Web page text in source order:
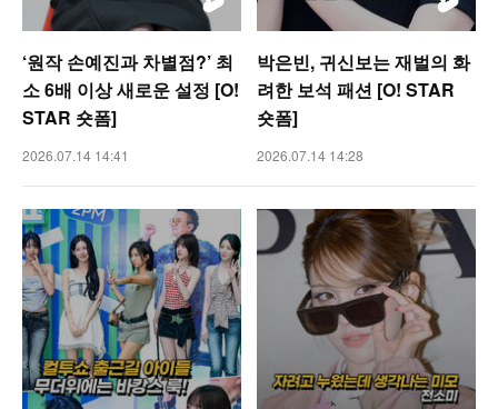
‘원작 손예진과 차별점?’ 최
소 6배 이상 새로운 설정 [O!
STAR 숏폼]
2026.07.14 14:41
박은빈, 귀신보는 재벌의 화
려한 보석 패션 [O! STAR
숏폼]
2026.07.14 14:28